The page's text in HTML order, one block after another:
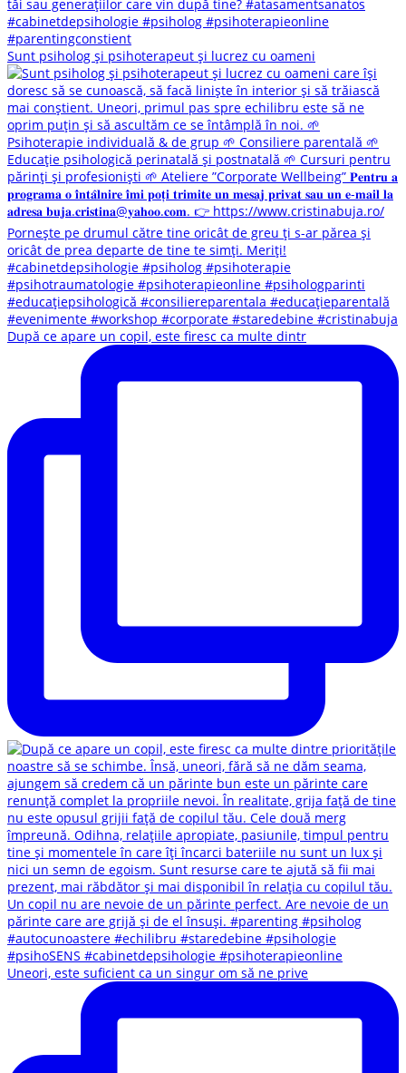
Sunt psiholog și psihoterapeut și lucrez cu oameni
După ce apare un copil, este firesc ca multe dintr
Uneori, este suficient ca un singur om să ne prive